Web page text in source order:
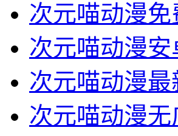
次元喵动漫免
次元喵动漫安
次元喵动漫最
次元喵动漫无